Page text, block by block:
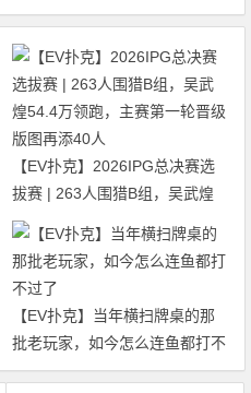
【EV扑克】2026IPG总决赛选
拔赛 | 263人围猎B组，吴武煌
54.4万领跑，主赛第一轮晋级版
图再添40人
【EV扑克】当年横扫牌桌的那
批老玩家，如今怎么连鱼都打不
过了